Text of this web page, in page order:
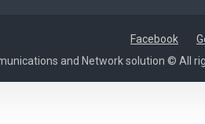
Facebook
and Network solution © All